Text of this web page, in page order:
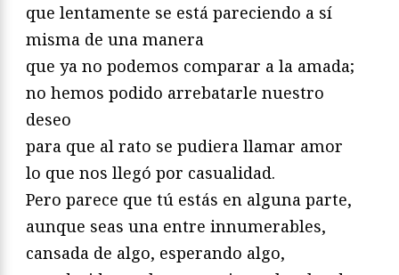
que lentamente se está pareciendo a sí
misma de una manera
que ya no podemos comparar a la amada;
no hemos podido arrebatarle nuestro
deseo
para que al rato se pudiera llamar amor
lo que nos llegó por casualidad.
Pero parece que tú estás en alguna parte,
aunque seas una entre innumerables,
cansada de algo, esperando algo,